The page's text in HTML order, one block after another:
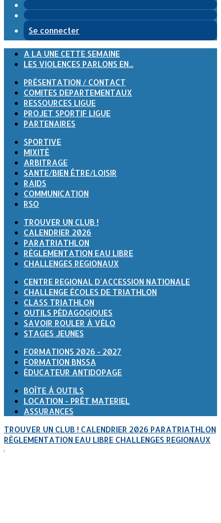
Se connecter
A LA UNE CETTE SEMAINE
LES VIOLENCES PARLONS EN...
PRÉSENTATION / CONTACT
COMITES DEPARTEMENTAUX
RESSOURCES LIGUE
PROJET SPORTIF LIGUE
PARTENAIRES
SPORTIVE
MIXITÉ
ARBITRAGE
SANTE/BIEN ÊTRE/LOISIR
RAIDS
COMMUNICATION
RSO
TROUVER UN CLUB !
CALENDRIER 2026
PARATRIATHLON
RÈGLEMENTATION EAU LIBRE
CHALLENGES REGIONAUX
CENTRE REGIONAL D'ACCESSION NATIONALE
CHALLENGE ÉCOLES DE TRIATHLON
CLASS TRIATHLON
OUTILS PÉDAGOGIQUES
SAVOIR ROULER À VÉLO
STAGES JEUNES
FORMATIONS 2026 - 2027
FORMATION BNSSA
ÉDUCATEUR ANTIDOPAGE
BOÎTE À OUTILS
LOCATION - PRÊT MATERIEL
ASSURANCES
TROUVER UN CLUB ! CALENDRIER 2026 PARATRIATHLON
RÈGLEMENTATION EAU LIBRE CHALLENGES REGIONAUX